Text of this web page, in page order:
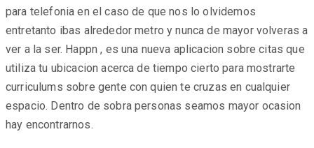
para telefonia en el caso de que nos lo olvidemos
entretanto ibas alrededor metro y nunca de mayor volveras a
ver a la ser. Happn , es una nueva aplicacion sobre citas que
utiliza tu ubicacion acerca de tiempo cierto para mostrarte
curriculums sobre gente con quien te cruzas en cualquier
espacio. Dentro de sobra personas seamos mayor ocasion
hay encontrarnos.